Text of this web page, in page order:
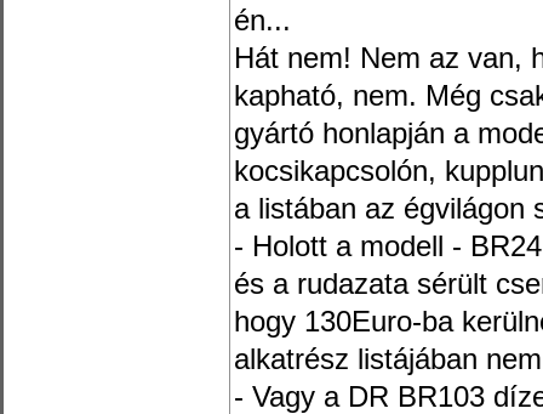
én...
Hát nem! Nem az van,
kapható, nem. Még
gyártó honlapján a
kocsikapcsolón,
a listában az égvilágon
- Holott a modell -
és a rudazata sérült
hogy 130Euro-ba
alkatrész listájában
- Vagy a DR BR103